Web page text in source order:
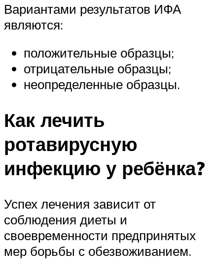
Вариантами результатов ИФА
являются:
положительные образцы;
отрицательные образцы;
неопределенные образцы.
Как лечить
ротавирусную
инфекцию у ребёнка?
Успех лечения зависит от
соблюдения диеты и
своевременности предпринятых
мер борьбы с обезвоживанием.